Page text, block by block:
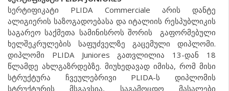
სერტიფიკატი PLIDA Commerciale არის დანტე
ალიგიერის საზოგადოებასა და იტალიის რესპუბლიკის
საგარეო საქმეთა სამინისროს შორის გაფორმებული
ხელშეკრულების საფუძველზე გაცემული დიპლომი.
დიპლომი PLIDA Juniores გათვლილია 13-დან 18
წლამდე ახლგაზრდებზე. მიუხედავად იმისა, რომ მისი
სტრუქტურა ჩვეულებრივი PLIDA-ს დიპლომის
სტრუქტურის მსგავსია, საგამოცდო მასალები